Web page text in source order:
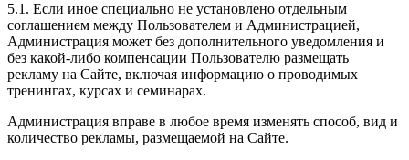
5.1. Если иное специально не установлено отдельным
соглашением между Пользователем и Администрацией,
Администрация может без дополнительного уведомления и
без какой-либо компенсации Пользователю размещать
рекламу на Сайте, включая информацию о проводимых
тренингах, курсах и семинарах.
Администрация вправе в любое время изменять способ, вид и
количество рекламы, размещаемой на Сайте.